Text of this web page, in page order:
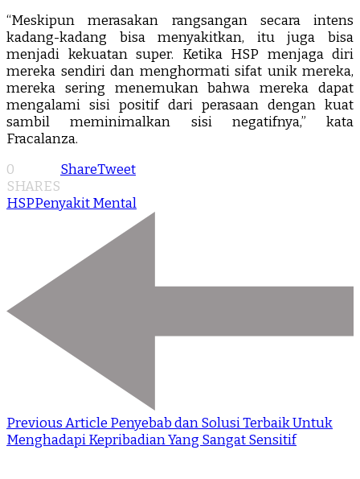
“Meskipun merasakan rangsangan secara intens
kadang-kadang bisa menyakitkan, itu juga bisa
menjadi kekuatan super. Ketika HSP menjaga diri
mereka sendiri dan menghormati sifat unik mereka,
mereka sering menemukan bahwa mereka dapat
mengalami sisi positif dari perasaan dengan kuat
sambil meminimalkan sisi negatifnya,” kata
Fracalanza.
0
SHARES
ShareTweet
HSPPenyakit Mental
Previous Article Penyebab dan Solusi Terbaik Untuk
Menghadapi Kepribadian Yang Sangat Sensitif